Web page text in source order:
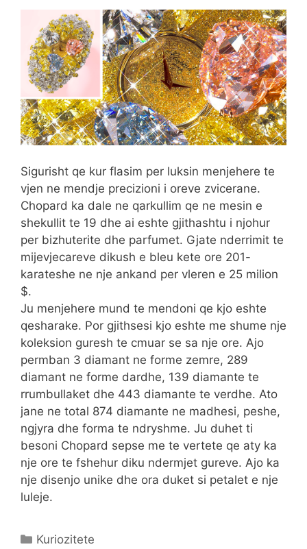
Sigurisht qe kur flasim per luksin menjehere te
vjen ne mendje precizioni i oreve zvicerane.
Chopard ka dale ne qarkullim qe ne mesin e
shekullit te 19 dhe ai eshte gjithashtu i njohur
per bizhuterite dhe parfumet. Gjate nderrimit te
mijevjecareve dikush e bleu kete ore 201-
karateshe ne nje ankand per vleren e 25 milion
$.
Ju menjehere mund te mendoni qe kjo eshte
qesharake. Por gjithsesi kjo eshte me shume nje
koleksion guresh te cmuar se sa nje ore. Ajo
permban 3 diamant ne forme zemre, 289
diamant ne forme dardhe, 139 diamante te
rrumbullaket dhe 443 diamante te verdhe. Ato
jane ne total 874 diamante ne madhesi, peshe,
ngjyra dhe forma te ndryshme. Ju duhet ti
besoni Chopard sepse me te vertete qe aty ka
nje ore te fshehur diku ndermjet gureve. Ajo ka
nje disenjo unike dhe ora duket si petalet e nje
luleje.
Categories
Kuriozitete